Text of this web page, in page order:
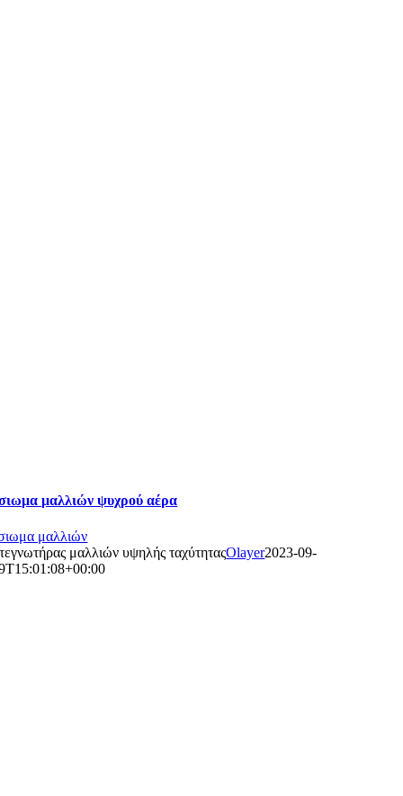
μαλλιών ψυχρού αέρα
μαλλιών
μαλλιών υψηλής ταχύτηταςOlayer2023-09-